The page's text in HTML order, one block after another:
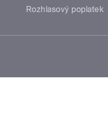
Rozhlasový poplatek